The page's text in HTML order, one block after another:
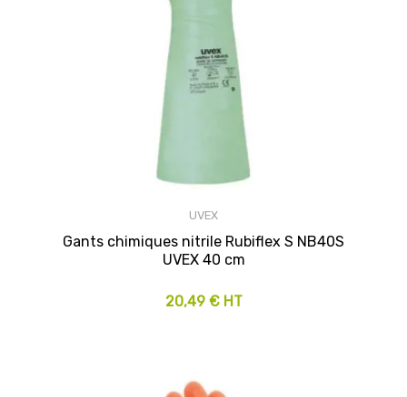
UVEX
Gants chimiques nitrile Rubiflex S NB40S
UVEX 40 cm
20,49 € HT